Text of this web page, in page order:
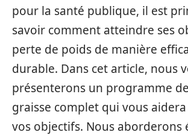
pour la santé publique, il est
savoir comment atteindre ses
perte de poids de manière
durable. Dans cet article, nous
présenterons un programme
graisse complet qui vous
vos objectifs. Nous aborderons